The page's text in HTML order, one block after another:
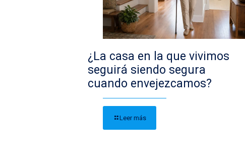
¿La casa en la que vivimos
seguirá siendo segura
cuando envejezcamos?
Leer más